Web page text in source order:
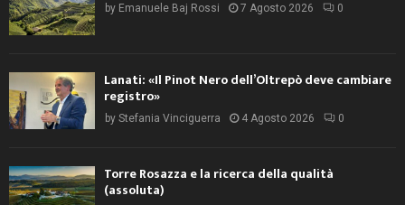
by Emanuele Baj Rossi 7 Agosto 2026 0
Lanati: «Il Pinot Nero dell’Oltrepò deve cambiare
registro»
by Stefania Vinciguerra 4 Agosto 2026 0
Torre Rosazza e la ricerca della qualità
(assoluta)